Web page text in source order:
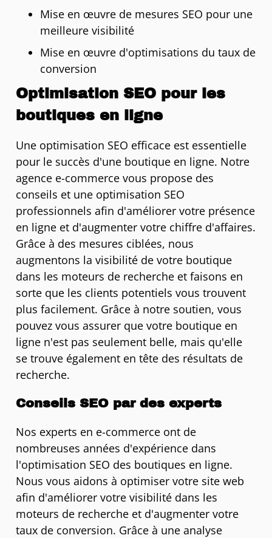
Mise en œuvre de mesures SEO pour une
meilleure visibilité
Mise en œuvre d'optimisations du taux de
conversion
Optimisation SEO pour les
boutiques en ligne
Une optimisation SEO efficace est essentielle
pour le succès d'une boutique en ligne. Notre
agence e-commerce vous propose des
conseils et une optimisation SEO
professionnels afin d'améliorer votre présence
en ligne et d'augmenter votre chiffre d'affaires.
Grâce à des mesures ciblées, nous
augmentons la visibilité de votre boutique
dans les moteurs de recherche et faisons en
sorte que les clients potentiels vous trouvent
plus facilement. Grâce à notre soutien, vous
pouvez vous assurer que votre boutique en
ligne n'est pas seulement belle, mais qu'elle
se trouve également en tête des résultats de
recherche.
Conseils SEO par des experts
Nos experts en e-commerce ont de
nombreuses années d'expérience dans
l'optimisation SEO des boutiques en ligne.
Nous vous aidons à optimiser votre site web
afin d'améliorer votre visibilité dans les
moteurs de recherche et d'augmenter votre
taux de conversion. Grâce à une analyse